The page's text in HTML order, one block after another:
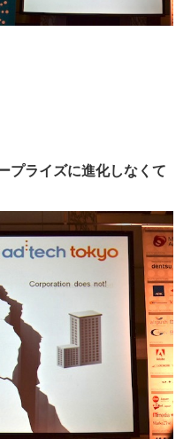
プライズに進化しなくて